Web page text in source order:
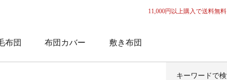
11,000円以上購入で送料無料
布団 布団カバー 敷き布団